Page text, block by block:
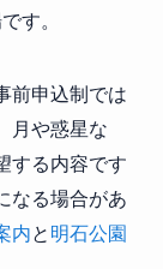
す。
前申込制では
月や惑星な
する内容です
なる場合があ
内と明石公園